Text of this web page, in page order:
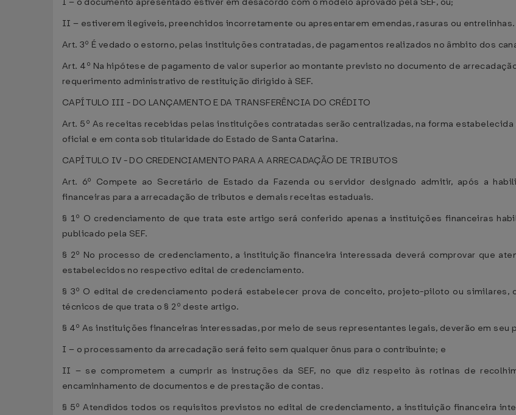
II – estiverem ilegíveis, preenchidos incorretamente ou apresentarem emendas, rasuras ou entrelinhas.
Art. 3º É vedado o estorno, pelas instituições contratadas, de pagamentos realizados no âmbito dos
Art. 4º Na hipótese de pagamento de valor superior ao montante previsto no documento de
requerimento administrativo de restituição dirigido à SEF.
CAPÍTULO III - DO LANÇAMENTO E DA TRANSFERÊNCIA DO CRÉDITO
Art. 5º As receitas recebidas pelas instituições contratadas serão centralizadas, na forma
oficial e em conta sob titularidade do Estado de Santa Catarina.
CAPÍTULO IV - DO CREDENCIAMENTO PARA A ARRECADAÇÃO DE TRIBUTOS
Art. 6º Compete ao Secretário de Estado da Fazenda ou servidor designado admitir, após a
financeiras para a arrecadação de tributos e demais receitas estaduais.
§ 1º O credenciamento de que trata este artigo será conferido apenas a instituições financeiras
publicado pela SEF.
§ 2º No processo de credenciamento, a instituição financeira interessada deverá comprovar que
estabelecidos no respectivo edital de credenciamento.
§ 3º O edital de credenciamento poderá estabelecer prova de conceito, projeto-piloto ou
técnicos de que trata o § 2º deste artigo.
§ 4º As instituições financeiras interessadas, por meio de seus representantes legais, deverão em seu
I – o processamento da arrecadação será feito sem qualquer ônus para o contribuinte; e
II – se comprometem a cumprir as instruções da SEF, no que diz respeito às rotinas de
encaminhamento de documentos e de prestação de contas.
§ 5º Atendidos todos os requisitos previstos no edital de credenciamento, a instituição financeira